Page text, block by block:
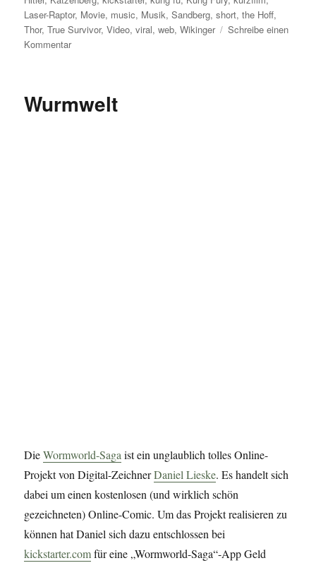
Laser-Raptor, Movie, music, Musik,Sandberg,short,the Hoff,
Thor,True Survivor,Video,viral,web,Wikinger
Schreibe einen
Kommentarzu
you“
Wurmwelt
DieWormworld-Saga ist ein unglaublich tolles Online-
Projekt von Digital-ZeichnerDaniel Lieske. Es handelt sich
dabei um einen kostenlosen (und wirklich schön
gezeichneten) Online-Comic. Um das Projekt realisieren zu
können hat Daniel sich dazu entschlossen bei
kickstarter.comfür eine „Wormworld-Saga“-App Geld